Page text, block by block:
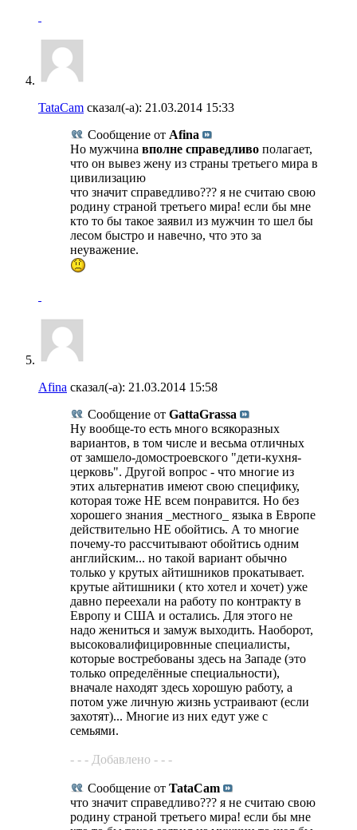
TataCam сказал(-а): 21.03.2014 15:33
Сообщение от Afina
Но мужчина вполне справедливо полагает,
что он вывез жену из страны третьего мира в
цивилизацию
что значит справедливо??? я не считаю свою
родину страной третьего мира! если бы мне
кто то бы такое заявил из мужчин то шел бы
лесом быстро и навечно, что это за
неуважение.
Afina сказал(-а): 21.03.2014 15:58
Сообщение от GattaGrassa
Ну вообще-то есть много всякоразных
вариантов, в том числе и весьма отличных
от замшело-домостроевского "дети-кухня-
церковь". Другой вопрос - что многие из
этих альтернатив имеют свою специфику,
которая тоже НЕ всем понравится. Но без
хорошего знания _местного_ языка в Европе
действительно НЕ обойтись. А то многие
почему-то рассчитывают обойтись одним
английским... но такой вариант обычно
только у крутых айтишников прокатывает.
крутые айтишники ( кто хотел и хочет) уже
давно переехали на работу по контракту в
Европу и США и остались. Для этого не
надо жениться и замуж выходить. Наоборот,
высоковалифицировнные специалисты,
которые востребованы здесь на Западе (это
только определённые специальности),
вначале находят здесь хорошую работу, а
потом уже личную жизнь устраивают (если
захотят)... Многие из них едут уже с
семьями.
- - - Добавлено - - -
Сообщение от TataCam
что значит справедливо??? я не считаю свою
родину страной третьего мира! если бы мне